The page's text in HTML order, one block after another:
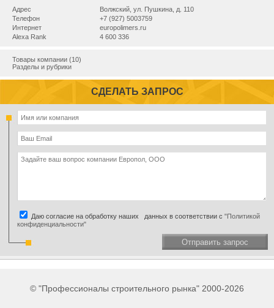
Адрес
Волжский, ул. Пушкина, д. 110
Телефон
+7 (927) 5003759
Интернет
europolimers.ru
Alexa Rank
4 600 336
Товары компании (10)
Разделы и рубрики
СДЕЛАТЬ ЗАПРОС
Даю согласие на обработку наших данных в соответствии с "Политикой
конфиденциальности"
Отправить запрос
© "Профессионалы строительного рынка" 2000-2026